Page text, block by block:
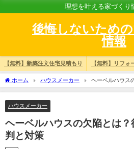
理想を叶える家づくり
後悔しないため
情報
【無料】新築注文住宅見積もり 【無料】リフォ
ホーム ハウスメーカー
ヘーベルハウス
と対策
ハウスメーカー
ヘーベルハウスの欠陥とは
判と対策